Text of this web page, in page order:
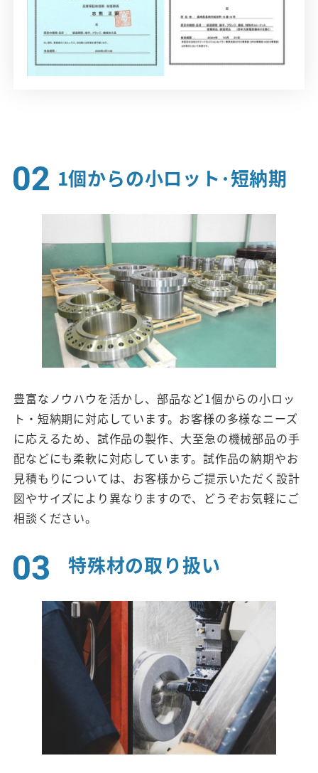
1個からの小ロット･短納期
豊富なノウハウを活かし、部品など1個からの小ロッ
ト・短納期に対応しています。お客様の多様なニーズ
に応えるため、試作品の製作、大至急の機械部品の手
配などにも柔軟に対応しています。試作品の納期やお
見積もりについては、お客様からご提示いただく設計
図やサイズにより異なりますので、どうぞお気軽にご
相談ください。
特殊材の取り扱い